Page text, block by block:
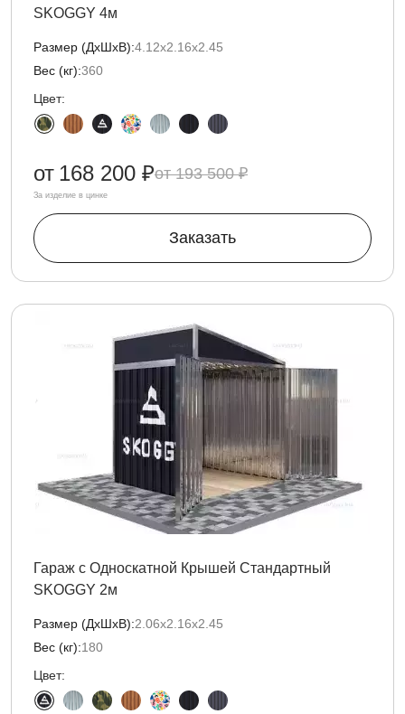
SKOGGY 4м
Размер (ДxШxВ):4.12х2.16х2.45
Вес (кг):360
Цвет:
193 500 ₽
от 168 200 ₽
За изделие в цинке
Заказать
Гараж с Односкатной Крышей Стандартный
SKOGGY 2м
Размер (ДxШxВ):2.06х2.16х2.45
Вес (кг):180
Цвет: